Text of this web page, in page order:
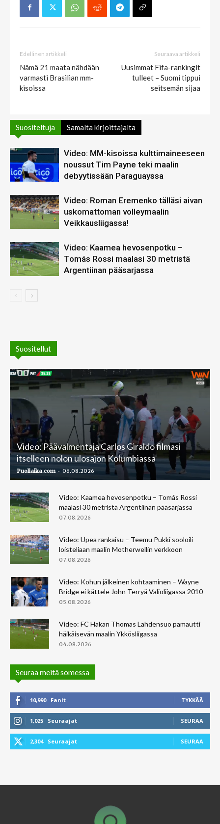
Edellinen artikkeli
Nämä 21 maata nähdään
varmasti Brasilian mm-
kisoissa
Seuraava artikkeli
Uusimmat Fifa-rankingit
tulleet – Suomi tippui
seitsemän sijaa
Suositeltuja Samalta kirjoittajalta
Video: MM-kisoissa kulttimaineeseen
noussut Tim Payne teki maalin
debyytissään Paraguayssa
Video: Roman Eremenko tälläsi aivan
uskomattoman volleymaalin
Veikkausliigassa!
Video: Kaamea hevosenpotku –
Tomás Rossi maalasi 30 metristä
Argentiinan pääsarjassa
Suositellut
Video: Päävalmentaja Carlos Giraldo filmasi
itselleen nolon ulosajon Kolumbiassa
Puoliaika.com - 06.08.2026
Video: Kaamea hevosenpotku – Tomás Rossi
maalasi 30 metristä Argentiinan pääsarjassa
07.08.2026
Video: Upea rankaisu – Teemu Pukki sooloili
loisteliaan maalin Motherwellin verkkoon
07.08.2026
Video: Kohun jälkeinen kohtaaminen – Wayne
Bridge ei kättele John Terryä Valioliigassa 2010
05.08.2026
Video: FC Hakan Thomas Lahdensuo pamautti
häikäisevän maalin Ykkösliigassa
04.08.2026
Seuraa meitä somessa
10,990 Fanit TYKKÄÄ
1,025 Seuraajat SEURAA
2,304 Seuraajat SEURAA